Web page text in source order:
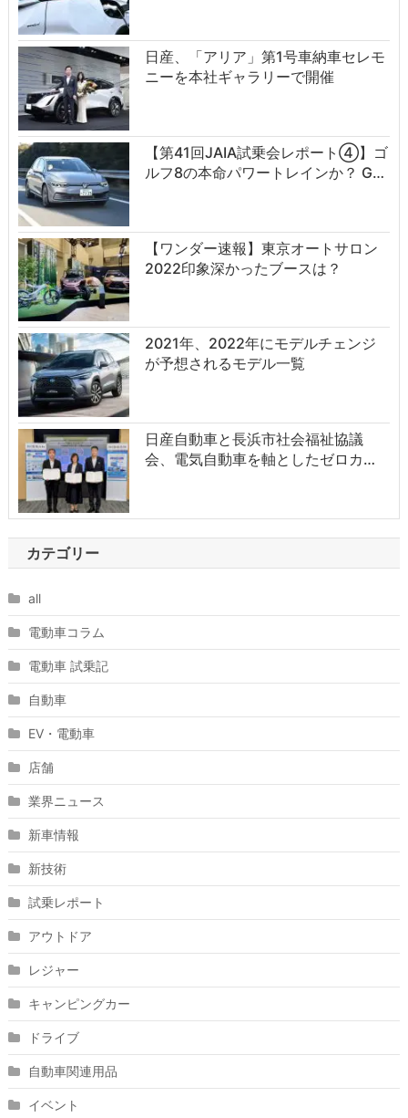
日産、「アリア」第1号車納車セレモ
ニーを本社ギャラリーで開催
【第41回JAIA試乗会レポート④】ゴ
ルフ8の本命パワートレインか？ G…
【ワンダー速報】東京オートサロン
2022印象深かったブースは？
2021年、2022年にモデルチェンジ
が予想されるモデル一覧
日産自動車と長浜市社会福祉協議
会、電気自動車を軸としたゼロカ…
カテゴリー
all
電動車コラム
電動車 試乗記
自動車
EV・電動車
店舗
業界ニュース
新車情報
新技術
試乗レポート
アウトドア
レジャー
キャンピングカー
ドライブ
自動車関連用品
イベント